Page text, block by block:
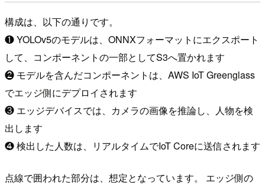
構成は、以下の通りです。
❶ YOLOv5のモデルは、ONNXフォーマットにエクスポート
して、コンポーネントの一部としてS3へ置かれます
❷ モデルを含んだコンポーネントは、AWS IoT Greenglass
でエッジ側にデプロイされます
❸ エッジデバイスでは、カメラの画像を推論し、人物を検
出します
❹ 検出した人数は、リアルタイムでIoT Coreに送信されます
点線で囲われた部分は、想定となっています。 エッジ側の